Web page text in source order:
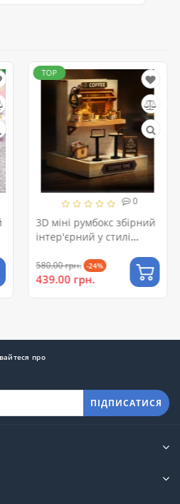
TOP
0
3D міні румбокс збірний
інтер'єрний у стилі
580.00 грн. -24%
439.00 грн.
про
ПІДПИСАТИСЯ